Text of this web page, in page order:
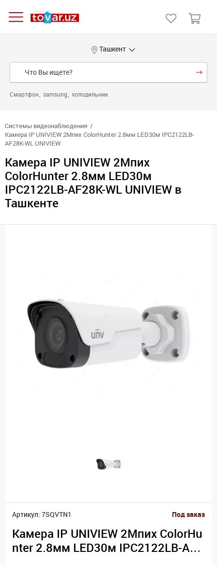
Ташкент
Смартфон samsung холодильник
Системы видеонаблюдения
Камера IP UNIVIEW 2Мпих ColorHunter 2.8мм LED30м IPC2122LB-
AF28K-WL UNIVIEW
Камера IP UNIVIEW 2Мпих
ColorHunter 2.8мм LED30м
IPC2122LB-AF28K-WL UNIVIEW в
Ташкенте
Артикул: 7SQVTN1 Под заказ
Камера IP UNIVIEW 2Мпих ColorHu
nter 2.8мм LED30м IPC2122LB-AF2